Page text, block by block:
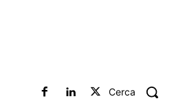
Cerca